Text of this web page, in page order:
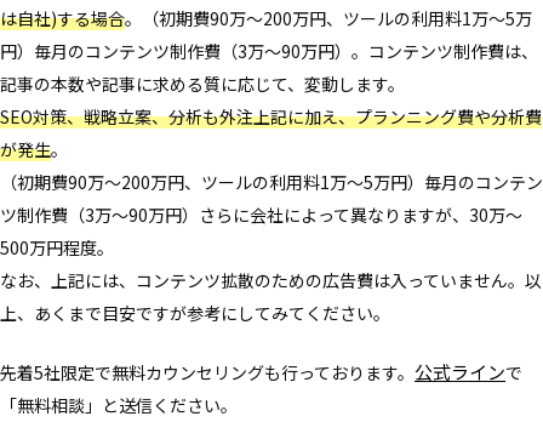
は自社)する場合。（初期費90万～200万円、ツールの利用料1万～5万
円）毎月のコンテンツ制作費（3万～90万円）。コンテンツ制作費は、
記事の本数や記事に求める質に応じて、変動します。
SEO対策、戦略立案、分析も外注上記に加え、プランニング費や分析費
が発生。
（初期費90万～200万円、ツールの利用料1万～5万円）毎月のコンテン
ツ制作費（3万～90万円）さらに会社によって異なりますが、30万～
500万円程度。
なお、上記には、コンテンツ拡散のための広告費は入っていません。以
上、あくまで目安ですが参考にしてみてください。
先着5社限定で無料カウンセリングも行っております。 公式ラインで
「無料相談」と送信ください。